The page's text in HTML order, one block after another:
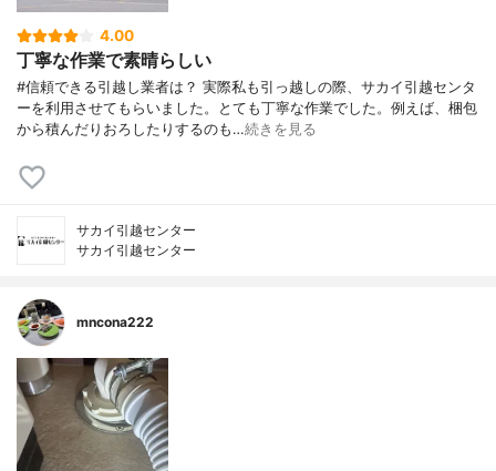
4.00
丁寧な作業で素晴らしい
#信頼できる引越し業者は？ 実際私も引っ越しの際、サカイ引越センタ
ーを利用させてもらいました。とても丁寧な作業でした。例えば、梱包
から積んだりおろしたりするのも…続きを見る
サカイ引越センター
サカイ引越センター
mncona222